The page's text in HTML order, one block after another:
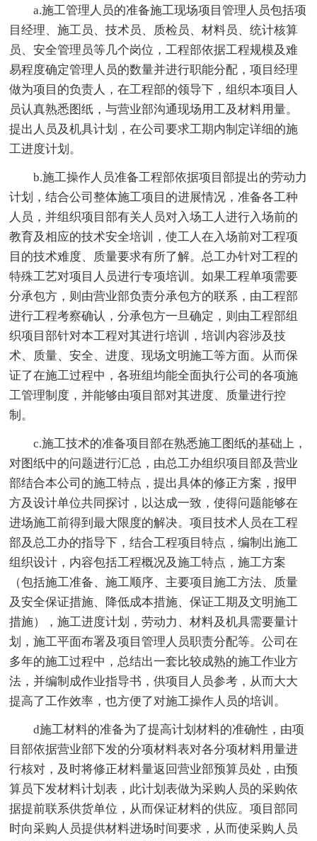
a.施工管理人员的准备施工现场项目管理人员包括项
目经理、施工员、技术员、质检员、材料员、统计核算
员、安全管理员等几个岗位，工程部依据工程规模及难
易程度确定管理人员的数量并进行职能分配，项目经理
做为项目的负责人，在工程部的领导下，组织本项目人
员认真熟悉图纸，与营业部沟通现场用工及材料用量。
提出人员及机具计划，在公司要求工期内制定详细的施
工进度计划。
b.施工操作人员准备工程部依据项目部提出的劳动力
计划，结合公司整体施工项目的进展情况，准备各工种
人员，并组织项目部有关人员对入场工人进行入场前的
教育及相应的技术安全培训，使工人在入场前对工程项
目的技术难度、质量要求有所了解。总工办针对工程的
特殊工艺对项目人员进行专项培训。如果工程单项需要
分承包方，则由营业部负责分承包方的联系，由工程部
进行工程考察确认，分承包方一旦确定，则由工程部组
织项目部针对本工程对其进行培训，培训内容涉及技
术、质量、安全、进度、现场文明施工等方面。从而保
证了在施工过程中，各班组均能全面执行公司的各项施
工管理制度，并能够由项目部对其进度、质量进行控
制。
c.施工技术的准备项目部在熟悉施工图纸的基础上，
对图纸中的问题进行汇总，由总工办组织项目部及营业
部结合本公司的施工特点，提出具体的修正方案，报甲
方及设计单位共同探讨，以达成一致，使得问题能够在
进场施工前得到最大限度的解决。项目技术人员在工程
部及总工办的指导下，结合工程项目特点，编制出施工
组织设计，内容包括工程概况及施工特点，施工方案
（包括施工准备、施工顺序、主要项目施工方法、质量
及安全保证措施、降低成本措施、保证工期及文明施工
措施），施工进度计划，劳动力、材料及机具需要量计
划，施工平面布署及项目管理人员职责分配等。公司在
多年的施工过程中，总结出一套比较成熟的施工作业方
法，并编制成作业指导书，供项目人员参考，从而大大
提高了工作效率，也方便了对施工操作人员的培训。
d施工材料的准备为了提高计划材料的准确性，由项
目部依据营业部下发的分项材料表对各分项材料用量进
行核对，及时将修正材料量返回营业部预算员处，由预
算员下发材料计划表，此计划表做为采购人员的采购依
据提前联系供货单位，从而保证材料的供应。项目部同
时向采购人员提供材料进场时间要求，从而使采购人员